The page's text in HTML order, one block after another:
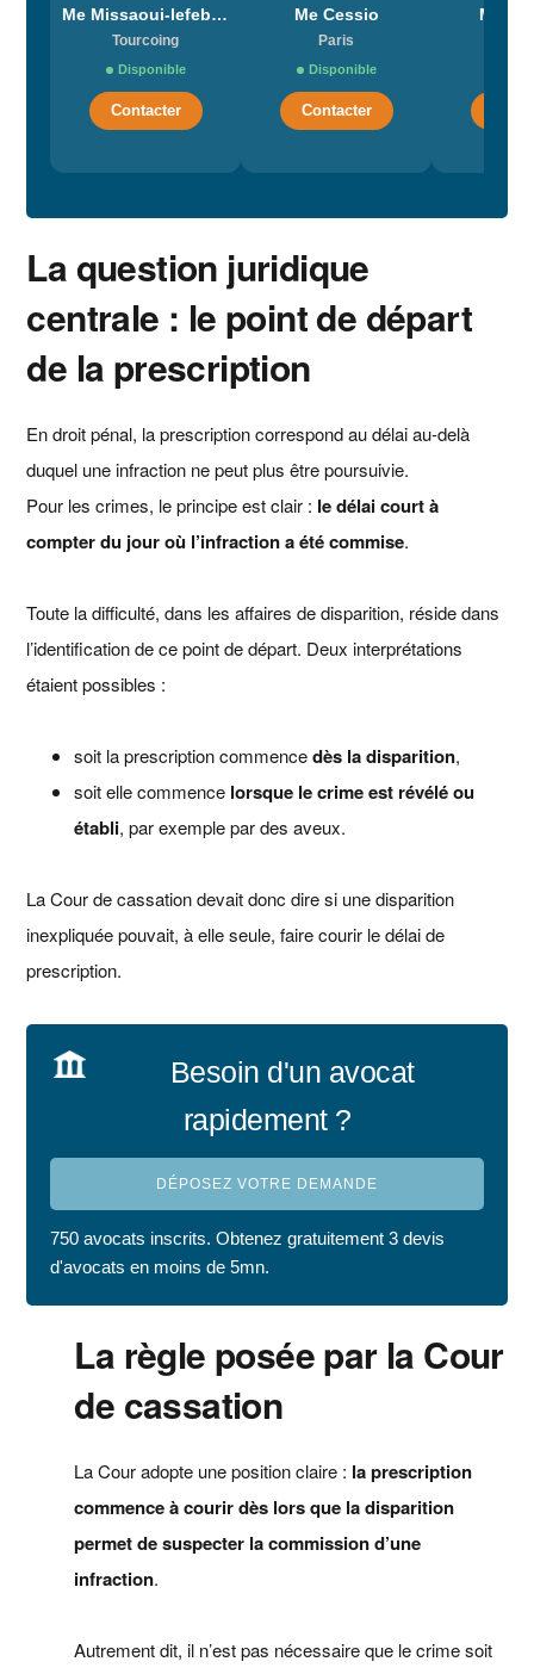
Me Missaoui-lefebvre
Tourcoing
Disponible
Contacter
Me Cessio
Paris
Disponible
Contacter
Me
La question juridique
centrale : le point de départ
de la prescription
En droit pénal, la prescription correspond au délai au-delà
duquel une infraction ne peut plus être poursuivie.
Pour les crimes, le principe est clair : le délai court à
compter du jour où l’infraction a été commise.
Toute la difficulté, dans les affaires de disparition, réside dans
l’identification de ce point de départ. Deux interprétations
étaient possibles :
soit la prescription commencedès la disparition,
soit elle commence lorsque le crime est révélé ou
établi, par exemple par des aveux.
La Cour de cassation devait donc dire si une disparition
inexpliquée pouvait, à elle seule, faire courir le délai de
prescription.
Besoin d'un avocat
rapidement ?
DÉPOSEZ VOTRE DEMANDE
750 avocats inscrits. Obtenez gratuitement 3 devis
d'avocats en moins de 5mn.
La règle posée par la Cour
de cassation
La Cour adopte une position claire : la prescription
commence à courir dès lors que la disparition
permet de suspecter la commission d’une
infraction.
Autrement dit, il n’est pas nécessaire que le crime soit